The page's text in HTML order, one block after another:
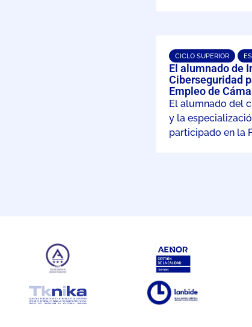
CICLO SUPERIOR
El alumnado de
Ciberseguridad
Empleo de
El alumnado del
y la
participado en la